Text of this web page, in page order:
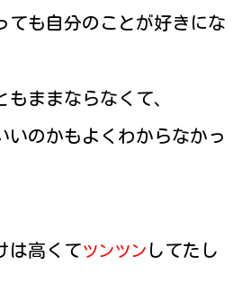
ても自分のことが好きにな
ままならなくて、
いのかもよくわからなかっ
は高くてツンツン してたし